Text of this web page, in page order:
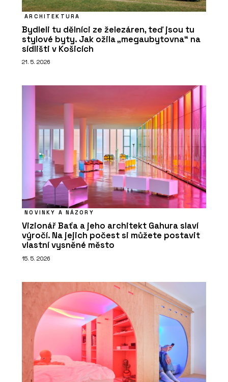
ARCHITEKTURA
Bydleli tu dělníci ze železáren, teď jsou tu
stylové byty. Jak ožila „megaubytovna“ na
sídlišti v Košicích
21. 5. 2026
NOVINKY A NÁZORY
Vizionář Baťa a jeho architekt Gahura slaví
výročí. Na jejich počest si můžete postavit
vlastní vysněné město
15. 5. 2026